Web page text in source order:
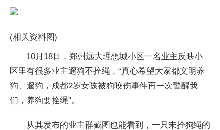
(相关资料图)
10月18日，郑州远大理想城小区一名业主反映小
区里有很多业主遛狗不拴绳，“真心希望大家都文明养
狗、遛狗，成都2岁女孩被狗咬伤事件再一次警醒我
们，养狗要拴绳”。
从其发布的业主群截图也能看到，一只未拴狗绳的